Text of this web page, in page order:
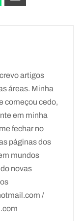
artigos
áreas. Minha
começou cedo,
em minha
fechar no
páginas dos
mundos
novas
/